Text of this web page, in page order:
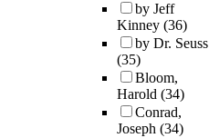
by Jeff
Kinney (36)
by Dr. Seuss
(35)
Bloom,
Harold (34)
Conrad,
Joseph (34)